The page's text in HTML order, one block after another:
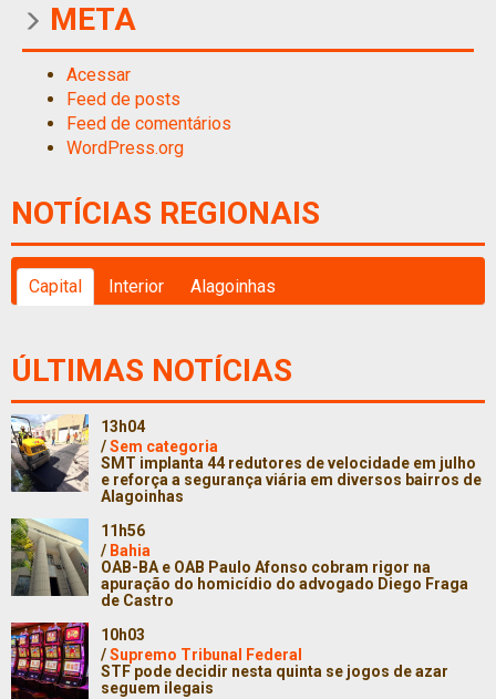
META
Acessar
Feed de posts
Feed de comentários
WordPress.org
NOTÍCIAS REGIONAIS
Capital Interior Alagoinhas
ÚLTIMAS NOTÍCIAS
13h04
/Sem categoria
SMT implanta 44 redutores de velocidade em julho
e reforça a segurança viária em diversos bairros de
Alagoinhas
11h56
/ Bahia
OAB-BA e OAB Paulo Afonso cobram rigor na
apuração do homicídio do advogado Diego Fraga
de Castro
10h03
/Supremo Tribunal Federal
STF pode decidir nesta quinta se jogos de azar
seguem ilegais